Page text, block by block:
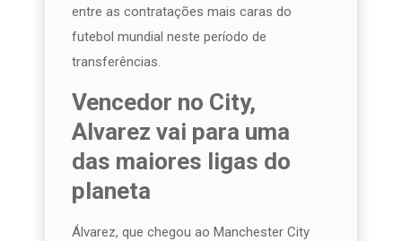
entre as contratações mais caras do
futebol mundial neste período de
transferências.
Vencedor no City,
Alvarez vai para uma
das maiores ligas do
planeta
Álvarez, que chegou ao Manchester City